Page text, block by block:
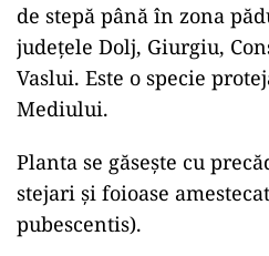
de stepă până în zona
județele Dolj, Giurgiu,
Vaslui. Este o specie
Mediului.
Planta se găsește cu
stejari și foioase
pubescentis).